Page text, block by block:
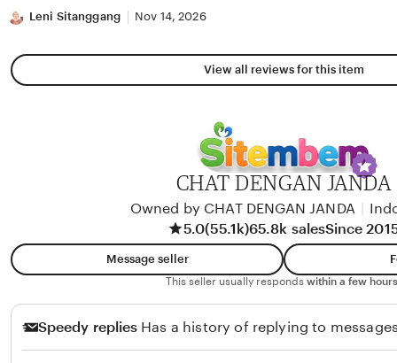
Leni Sitanggang Nov 14, 2026
View all reviews for this item
CHAT DENGAN JANDA
Owned by CHAT DENGAN JANDA
5.0(55.1k)65.8k salesSince
Message seller
This seller usually responds within a few
Speedy replies Has a history of replying to